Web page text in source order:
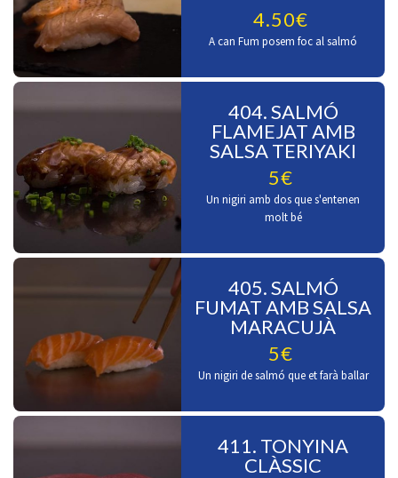
4.50€
A can Fum posem foc al salmó
404. SALMÓ
FLAMEJAT AMB
SALSA TERIYAKI
5€
Un nigiri amb dos que s'entenen
molt bé
405. SALMÓ
FUMAT AMB SALSA
MARACUJÀ
5€
Un nigiri de salmó que et farà ballar
411. TONYINA
CLÀSSIC